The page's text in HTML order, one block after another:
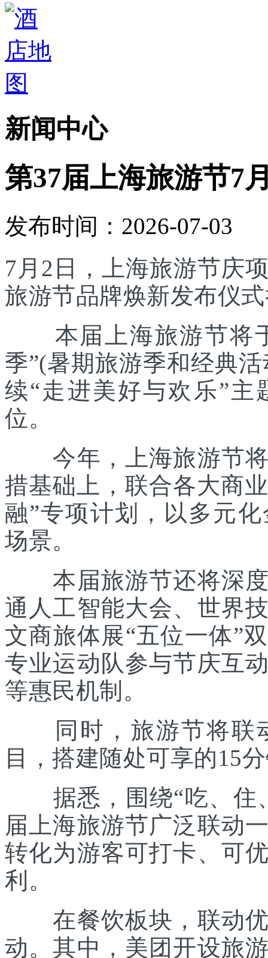
新闻中心
第37届上海旅游节7
发布时间：2026-07-03
7月2日，上海旅游节庆
旅游节品牌焕新发布仪
本届上海旅游节将于
季”(暑期旅游季和经典
续“走进美好与欢乐”主
位。
今年，上海旅游节将
措基础上，联合各大商
融”专项计划，以多元
场景。
本届旅游节还将深度
通人工智能大会、世界
文商旅体展“五位一体”
专业运动队参与节庆互
等惠民机制。
同时，旅游节将联
目，搭建随处可享的15
据悉，围绕“吃、住
届上海旅游节广泛联动
转化为游客可打卡、可
利。
在餐饮板块，联动优
动。其中，美团开设旅